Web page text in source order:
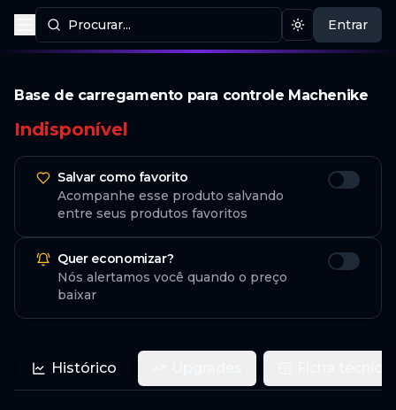
Procurar...
Procurar produtos Mudar tema
Entrar
Base de carregamento para controle Machenike
Indisponível
Salvar como favorito
Acompanhe esse produto salvando
entre seus produtos favoritos
Quer economizar?
Nós alertamos você quando o preço
baixar
Histórico